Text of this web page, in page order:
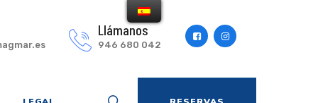
Llámanos
946 680 042